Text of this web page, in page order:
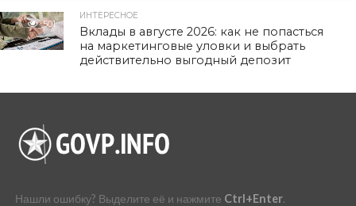
501
ИНТЕРЕСНОЕ
Вклады в августе 2026: как не попасться
на маркетинговые уловки и выбрать
действительно выгодный депозит
Нашли ошибку? Выделите её и нажмите Ctrl+Enter.